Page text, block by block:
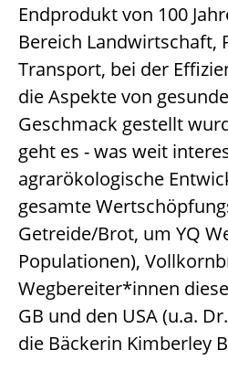
Endprodukt von 100
Bereich Landwirtschaft,
Transport, bei der
die Aspekte von
Geschmack gestellt
geht es - was weit
agrarökologische
gesamte
Getreide/Brot, um YQ
Populationen),
Wegbereiter*innen
GB und den USA (u.a.
die Bäckerin Kimberley